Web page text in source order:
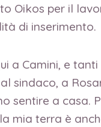
Oikos per il
di inserimento.
a Camini, e
sindaco, a
sentire a casa.
mia terra è